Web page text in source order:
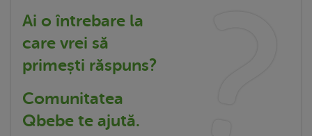
Ai o întrebare la
care vrei să
primești răspuns?
Comunitatea
Qbebe te ajută.